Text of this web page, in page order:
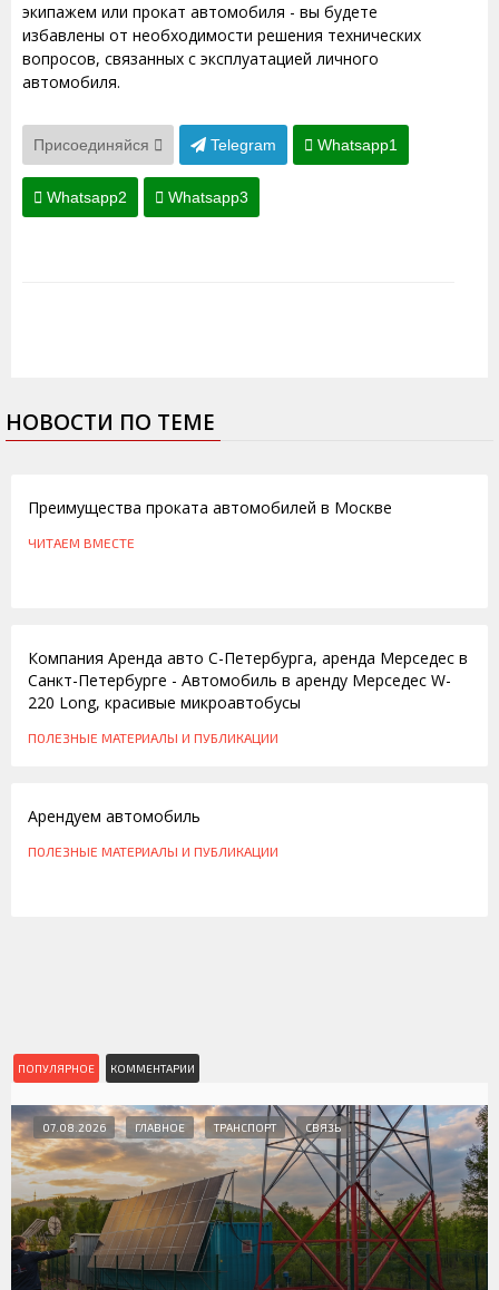
экипажем или прокат автомобиля - вы будете
избавлены от необходимости решения технических
вопросов, связанных с эксплуатацией личного
автомобиля.
Присоединяйся Telegram Whatsapp1
Whatsapp2 Whatsapp3
НОВОСТИ ПО ТЕМЕ
Преимущества проката автомобилей в Москве
ЧИТАЕМ ВМЕСТЕ
Компания Аренда авто С-Петербурга, аренда Мерседес в
Санкт-Петербурге - Автомобиль в аренду Мерседес W-
220 Long, красивые микроавтобусы
ПОЛЕЗНЫЕ МАТЕРИАЛЫ И ПУБЛИКАЦИИ
Арендуем автомобиль
ПОЛЕЗНЫЕ МАТЕРИАЛЫ И ПУБЛИКАЦИИ
ПОПУЛЯРНОЕ КОММЕНТАРИИ
07.08.2026 ГЛАВНОЕ ТРАНСПОРТ СВЯЗЬ